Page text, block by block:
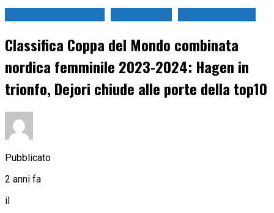
Classifica Coppa del Mondo combinata
nordica femminile 2023-2024: Hagen in
trionfo, Dejori chiude alle porte della top10
Pubblicato
2 anni fa
il